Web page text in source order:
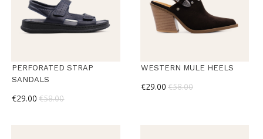
PERFORATED STRAP
SANDALS
€29.00 €58.00
WESTERN MULE HEELS
€29.00 €58.00